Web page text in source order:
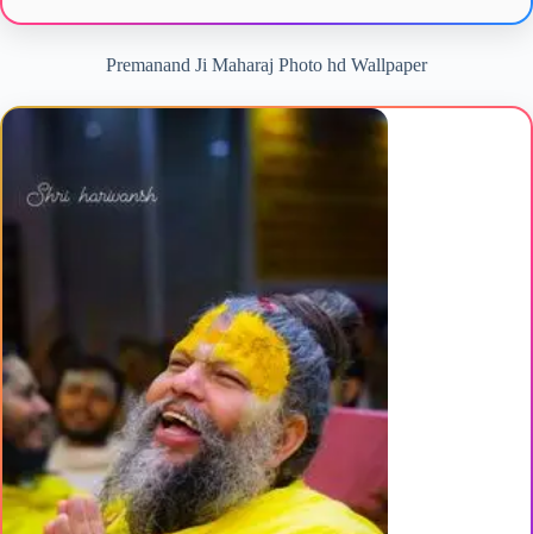
Premanand Ji Maharaj Photo hd Wallpaper